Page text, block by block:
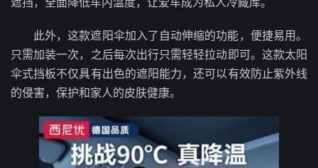
此外，这款遮阳伞加入了自动伸缩的功能，便捷易用。
只需加装一次，之后每次出行只需轻轻拉动即可。这款太阳
伞式挡板不仅具有出色的遮阳能力，还可以有效防止紫外线
的侵害，保护和家人的皮肤健康。